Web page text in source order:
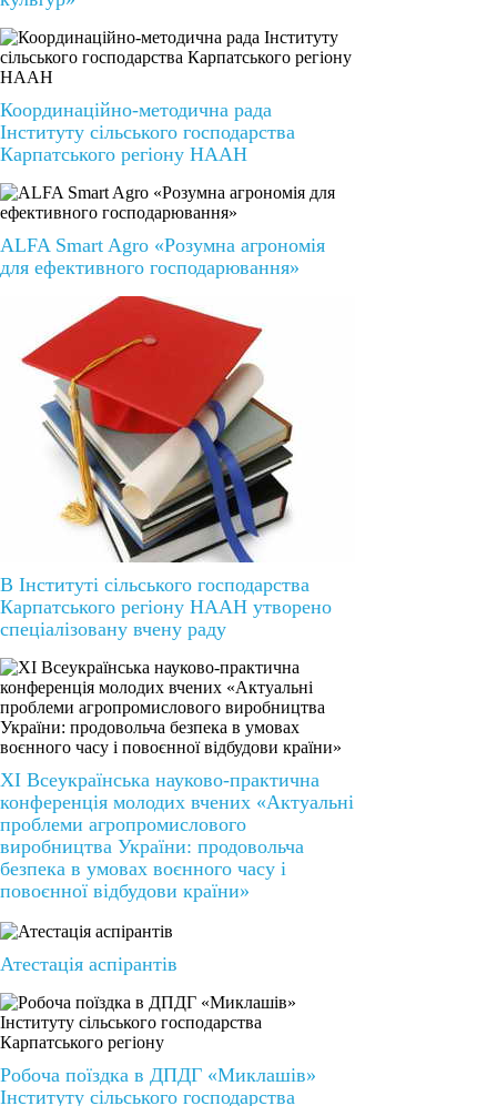
Координаційно-методична рада
Інституту сільського господарства
Карпатського регіону НААН
ALFA Smart Agro «Розумна агрономія
для ефективного господарювання»
В Інституті сільського господарства
Карпатського регіону НААН утворено
спеціалізовану вчену раду
ХІ Всеукраїнська науково-практична
конференція молодих вчених «Актуальні
проблеми агропромислового
виробництва України: продовольча
безпека в умовах воєнного часу і
повоєнної відбудови країни»
Атестація аспірантів
Робоча поїздка в ДПДГ «Миклашів»
Інституту сільського господарства